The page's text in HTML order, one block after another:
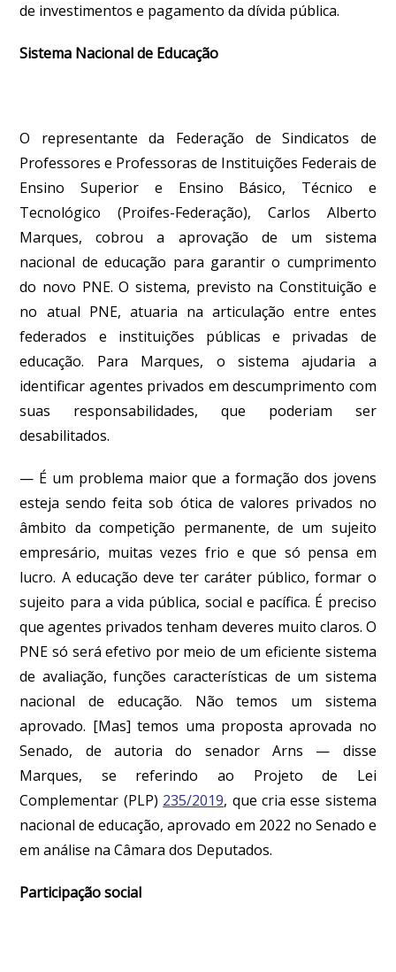
de investimentos e pagamento da dívida pública.
Sistema Nacional de Educação
O representante da Federação de Sindicatos de
Professores e Professoras de Instituições Federais de
Ensino Superior e Ensino Básico, Técnico e
Tecnológico (Proifes-Federação), Carlos Alberto
Marques, cobrou a aprovação de um sistema
nacional de educação para garantir o cumprimento
do novo PNE. O sistema, previsto na Constituição e
no atual PNE, atuaria na articulação entre entes
federados e instituições públicas e privadas de
educação. Para Marques, o sistema ajudaria a
identificar agentes privados em descumprimento com
suas responsabilidades, que poderiam ser
desabilitados.
— É um problema maior que a formação dos jovens
esteja sendo feita sob ótica de valores privados no
âmbito da competição permanente, de um sujeito
empresário, muitas vezes frio e que só pensa em
lucro. A educação deve ter caráter público, formar o
sujeito para a vida pública, social e pacífica. É preciso
que agentes privados tenham deveres muito claros. O
PNE só será efetivo por meio de um eficiente sistema
de avaliação, funções características de um sistema
nacional de educação. Não temos um sistema
aprovado. [Mas] temos uma proposta aprovada no
Senado, de autoria do senador Arns — disse
Marques, se referindo ao Projeto de Lei
Complementar (PLP) 235/2019, que cria esse sistema
nacional de educação, aprovado em 2022 no Senado e
em análise na Câmara dos Deputados.
Participação social